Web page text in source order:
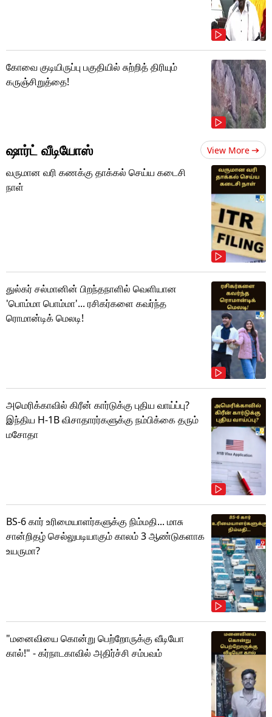
கோவை குடியிருப்பு பகுதியில் சுற்றித் திரியும்
கருஞ்சிறுத்தை!
ஷார்ட் வீடியோஸ் View More
வருமான வரி கணக்கு தாக்கல் செய்ய கடைசி
நாள்
துல்கர் சல்மானின் பிறந்தநாளில் வெளியான
'பொம்மா பொம்மா'... ரசிகர்களை கவர்ந்த
ரொமான்டிக் மெலடி!
அமெரிக்காவில் கிரீன் கார்டுக்கு புதிய வாய்ப்பு?
இந்திய H-1B விசாதாரர்களுக்கு நம்பிக்கை தரும்
மசோதா
BS-6 கார் உரிமையாளர்களுக்கு நிம்மதி... மாசு
சான்றிதழ் செல்லுபடியாகும் காலம் 3 ஆண்டுகளாக
உயருமா?
"மனைவியை கொன்று பெற்றோருக்கு வீடியோ
கால்!" - கர்நாடகாவில் அதிர்ச்சி சம்பவம்